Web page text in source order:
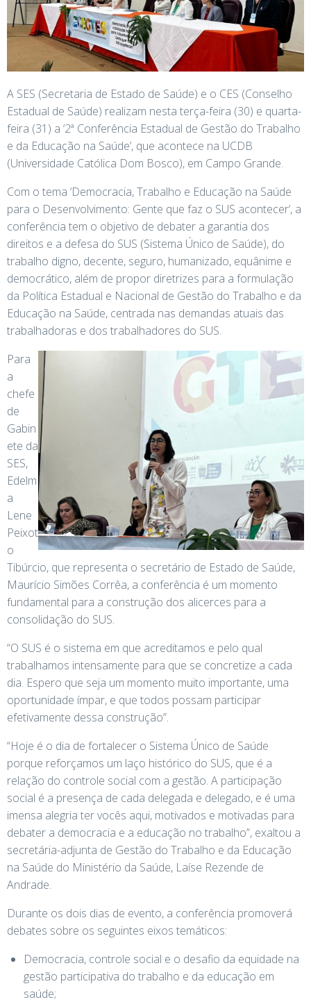
A SES (Secretaria de Estado de Saúde) e o CES (Conselho
Estadual de Saúde) realizam nesta terça-feira (30) e quarta-
feira (31) a ‘2ª Conferência Estadual de Gestão do Trabalho
e da Educação na Saúde’, que acontece na UCDB
(Universidade Católica Dom Bosco), em Campo Grande.
Com o tema ‘Democracia, Trabalho e Educação na Saúde
para o Desenvolvimento: Gente que faz o SUS acontecer’, a
conferência tem o objetivo de debater a garantia dos
direitos e a defesa do SUS (Sistema Único de Saúde), do
trabalho digno, decente, seguro, humanizado, equânime e
democrático, além de propor diretrizes para a formulação
da Política Estadual e Nacional de Gestão do Trabalho e da
Educação na Saúde, centrada nas demandas atuais das
trabalhadoras e dos trabalhadores do SUS.
Para
a
chefe
de
Gabin
ete da
SES,
Edelm
a
Lene
Peixot
o
Tibúrcio, que representa o secretário de Estado de Saúde,
Maurício Simões Corrêa, a conferência é um momento
fundamental para a construção dos alicerces para a
consolidação do SUS.
“O SUS é o sistema em que acreditamos e pelo qual
trabalhamos intensamente para que se concretize a cada
dia. Espero que seja um momento muito importante, uma
oportunidade ímpar, e que todos possam participar
efetivamente dessa construção”.
“Hoje é o dia de fortalecer o Sistema Único de Saúde
porque reforçamos um laço histórico do SUS, que é a
relação do controle social com a gestão. A participação
social é a presença de cada delegada e delegado, e é uma
imensa alegria ter vocês aqui, motivados e motivadas para
debater a democracia e a educação no trabalho”, exaltou a
secretária-adjunta de Gestão do Trabalho e da Educação
na Saúde do Ministério da Saúde, Laíse Rezende de
Andrade.
Durante os dois dias de evento, a conferência promoverá
debates sobre os seguintes eixos temáticos:
Democracia, controle social e o desafio da equidade na
gestão participativa do trabalho e da educação em
saúde;